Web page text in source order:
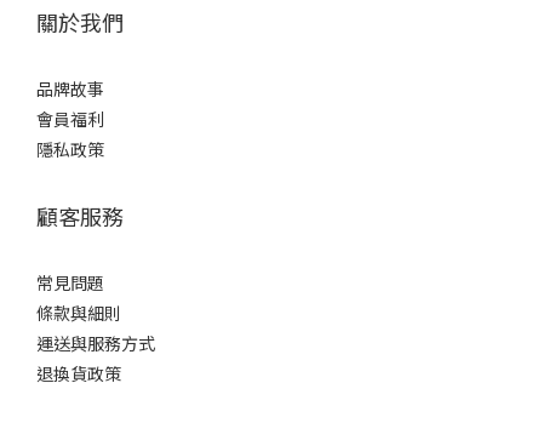
關於我們
品牌故事
會員福利
隱私政策
顧客服務
常見問題
條款與細則
運送與服務方式
退換貨政策